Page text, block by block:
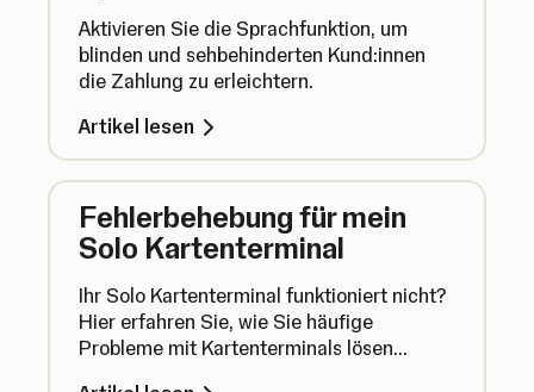
Aktivieren Sie die Sprachfunktion, um
blinden und sehbehinderten Kund:innen
die Zahlung zu erleichtern.
Artikel lesen
Fehlerbehebung für mein
Solo Kartenterminal
Ihr Solo Kartenterminal funktioniert nicht?
Hier erfahren Sie, wie Sie häufige
Probleme mit Kartenterminals lösen